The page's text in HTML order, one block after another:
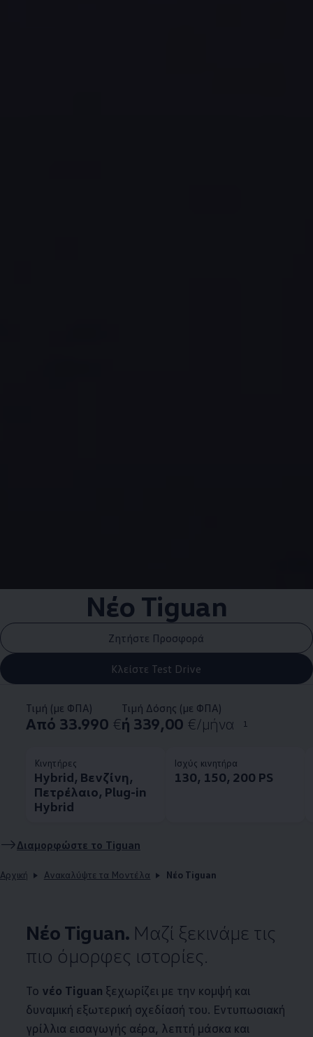
Νέο Tiguan
Ζητήστε Προσφορά
Κλείστε Test Drive
Τιμή (με ΦΠΑ)
Από 33.990 €
Τιμή Δόσης (με ΦΠΑ)
ή 339,00 €/μήνα 1
Κινητήρες
Hybrid, Βενζίνη,
Πετρέλαιο, Plug-in
Hybrid
Ισχύς κινητήρα
130, 150, 200 PS
Διαμορφώστε το Tiguan
Αρχική Ανακαλύψτε τα Μοντέλα Νέο Tiguan
Νέο Tiguan. Μαζί ξεκινάμε τις
πιο όμορφες ιστορίες.
Το νέο Tiguan ξεχωρίζει με την κομψή και
δυναμική εξωτερική σχεδίασή του. Εντυπωσιακή
γρίλλια εισαγωγής αέρα, λεπτή μάσκα και